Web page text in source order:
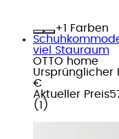
+
Farben
viel Stauraum
OTTO home
Ursprünglicher
€
Aktueller Preis
( 1 )